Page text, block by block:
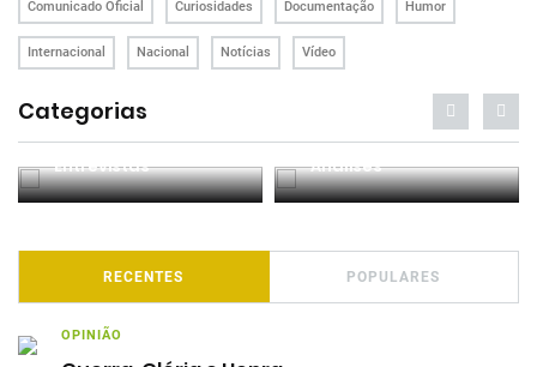
Comunicado Oficial Curiosidades Documentação Humor
Internacional Nacional Notícias Vídeo
Categorias
Entrevistas Análises
RECENTES POPULARES
OPINIÃO